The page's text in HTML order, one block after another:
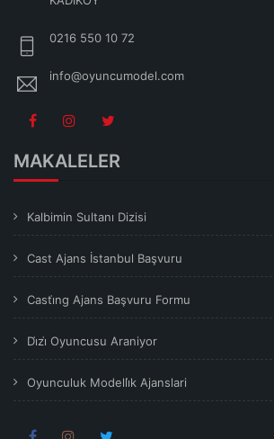
0216 550 10 72
info@oyuncumodel.com
MAKALELER
Kalbimin Sultanı Dizisi
Cast Ajans İstanbul Başvuru
Casti̇ng Ajans Başvuru Formu
Di̇zi̇ Oyuncusu Araniyor
Oyunculuk Modelli̇k Ajanslari